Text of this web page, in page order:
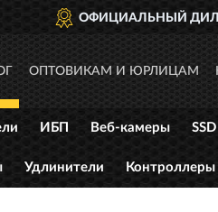
ОФИЦИАЛЬНЫЙ
ОПТОВИКАМ И ЮРЛИЦАМ
ИБП Веб-камеры SSD
Удлинители Контроллеры